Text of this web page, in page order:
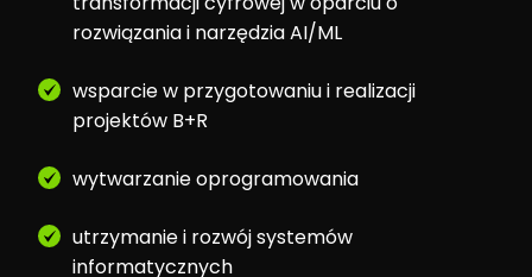
rozwiązania i narzędzia AI/ML
wsparcie w przygotowaniu i realizacji
projektów B+R
wytwarzanie oprogramowania
utrzymanie i rozwój systemów
informatycznych